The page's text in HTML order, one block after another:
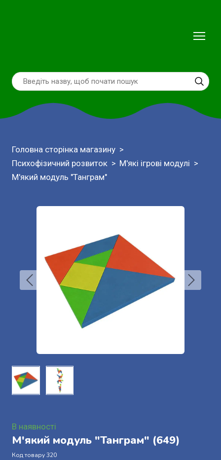
Головна сторінка магазину
Психофізичний розвиток
М'які ігрові модулі
М'який модуль "Танграм"
В наявності
М'який модуль "Танграм" (649)
Код товару 320